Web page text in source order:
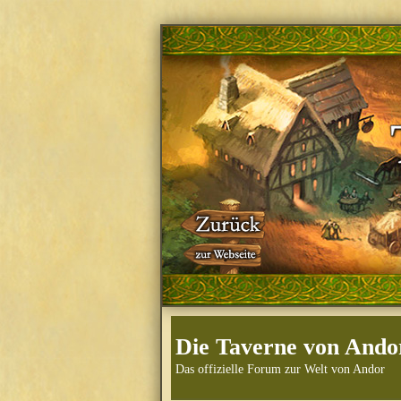
Die Taverne von
Das offizielle Forum zur Welt von Andor